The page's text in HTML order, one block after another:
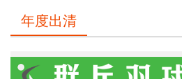
優惠專區
【YONEX服飾促銷組合】➨
【YONEX服飾促銷組合】➨
年度出清